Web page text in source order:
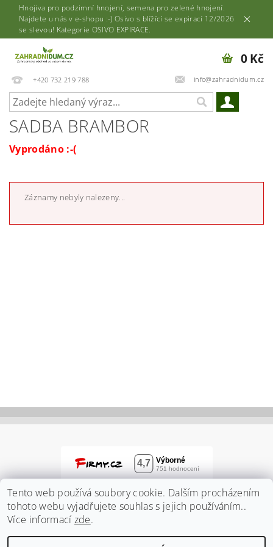
Hnojiva pro podzimní hnojení, semena pro zelené hnojení.
Najdete u nás v e-shopu :-) Osivo s blížící se expirací 12/2026
se slevou! Kategorie OSIVO EXPIRACE.
+420 732 219 788 info@zahradnidum.cz
0 Kč
SADBA BRAMBOR
Vyprodáno :-(
Záznamy nebyly nalezeny...
Tento web používá soubory cookie. Dalším procházením
tohoto webu vyjadřujete souhlas s jejich používáním..
Více informací zde.